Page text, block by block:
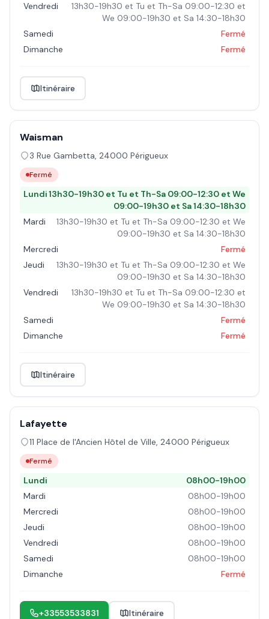
Vendredi
13h30-19h30 et Tu et Th-Sa 09:00-12:30 et
We 09:00-19h30 et Sa 14:30-18h30
Samedi
Fermé
Dimanche
Fermé
Itinéraire
Waisman
3 Rue Gambetta, 24000 Périgueux
Fermé
Lundi13h30-19h30 et Tu et Th-Sa 09:00-12:30 et We
09:00-19h30 et Sa 14:30-18h30
Mardi
13h30-19h30 et Tu et Th-Sa 09:00-12:30 et We
09:00-19h30 et Sa 14:30-18h30
Mercredi
Fermé
Jeudi
13h30-19h30 et Tu et Th-Sa 09:00-12:30 et We
09:00-19h30 et Sa 14:30-18h30
Vendredi
13h30-19h30 et Tu et Th-Sa 09:00-12:30 et
We 09:00-19h30 et Sa 14:30-18h30
Samedi
Fermé
Dimanche
Fermé
Itinéraire
Lafayette
11 Place de l'Ancien Hôtel de Ville, 24000 Périgueux
Fermé
Lundi
08h00-19h00
Mardi
08h00-19h00
Mercredi
08h00-19h00
Jeudi
08h00-19h00
Vendredi
08h00-19h00
Samedi
08h00-19h00
Dimanche
Fermé
+33553533831 Itinéraire